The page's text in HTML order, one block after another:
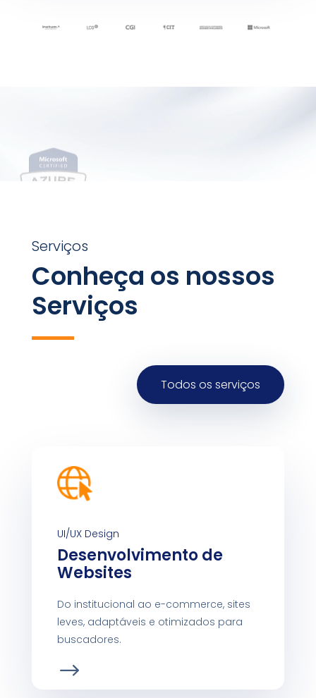
Serviços
Conheça os nossos
Serviços
Todos os serviços
UI/UX Design
Desenvolvimento de
Websites
Do institucional ao e-commerce, sites
leves, adaptáveis e otimizados para
buscadores.